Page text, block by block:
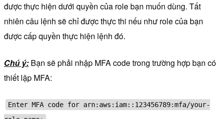
được thực hiện dưới quyền của role bạn muốn dùng. Tất
nhiên câu lệnh sẽ chỉ được thực thi nếu như role của bạn
được cấp quyền thực hiện lệnh đó.
Chú ý: Bạn sẽ phải nhập MFA code trong trường hợp bạn có
thiết lập MFA:
Enter MFA code for arn:aws:iam::123456789:mfa/your-